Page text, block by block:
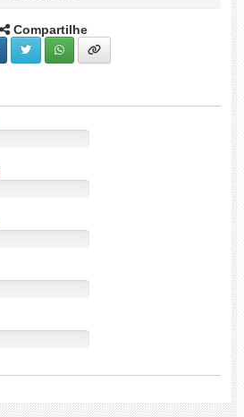
Compartilhe